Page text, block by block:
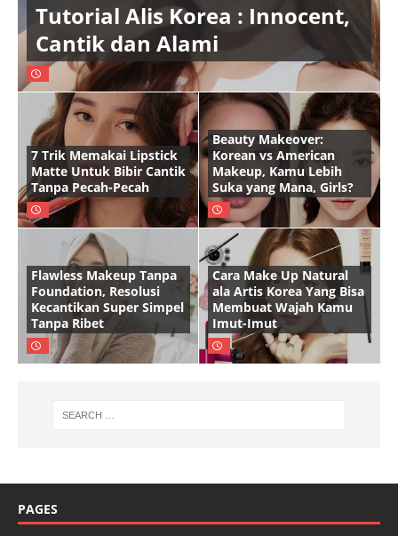
Tutorial Alis Korea : Innocent,
Cantik dan Alami
7 Trik Memakai Lipstick
Matte Untuk Bibir Cantik
Tanpa Pecah-Pecah
Beauty Makeover:
Korean vs American
Makeup, Kamu Lebih
Suka yang Mana, Girls?
Flawless Makeup Tanpa
Foundation, Resolusi
Kecantikan Super Simpel
Tanpa Ribet
Cara Make Up Natural
ala Artis Korea Yang Bisa
Membuat Wajah Kamu
Imut-Imut
PAGES